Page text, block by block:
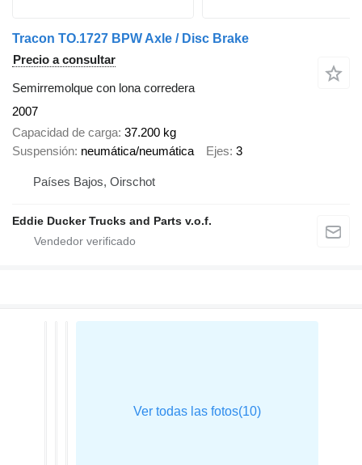
Tracon TO.1727 BPW Axle / Disc Brake
Precio a consultar
Semirremolque con lona corredera
2007
Capacidad de carga 37.200 kg
Suspensión neumática/neumática Ejes 3
Países Bajos, Oirschot
Eddie Ducker Trucks and Parts v.o.f.